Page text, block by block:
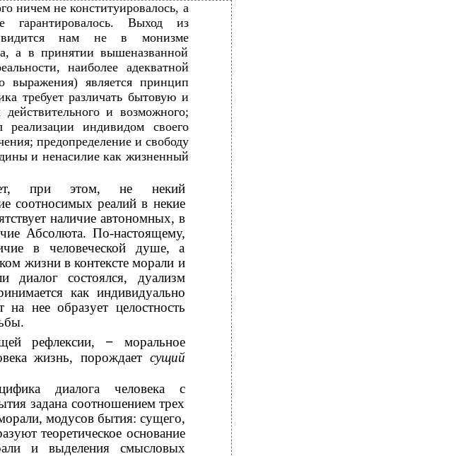
ничем не конституировалось, а
Выход из
видится нам не в монизме
а в принятии вышеназванной
наиболее адекватной
выражения) является принцип
требует различать бытовую и
и возможного;
индивидом своего
предопределение и свободу
и ненасилие как жизненный
при этом, не некий
соотносимых реалий в некие
наличие автономных, в
Абсолюта. По-настоящему,
в человеческой душе, а
жизни в контексте морали и
диалог состоялся, дуализм
как индивидуально
нее образует целостность
рефлексии, − моральное
жизнь, порождает сущий
диалога человека с
задана соотношением трех
модусов бытия: сущего,
теоретическое основание
и выделения смысловых